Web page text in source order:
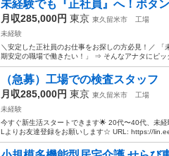
未経験でも『正社員』へ！ボタ
月収285,000円 東京 東久留米市
工場
未経験
＼安定した正社員のお仕事をお探しの方必見！／
期安定の職場で働きたい！」 ⇒ そんなアナタにピ
（急募）工場での検査スタッ
月収285,000円 東京 東久留米市
工場
未経験
今すぐ新生活スタートできます🌟 20代〜40代、未
Lよりお友達登録をお願いします☆ URL: https://